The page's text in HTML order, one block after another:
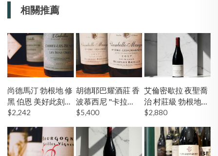
相關推薦
尚德馬汀 勃根地 修
黑 伯恩 美好此刻園
村莊級 紅酒
$2,242
胡德耶巴耀酒莊 香
波慕西尼 "卡拉
$5,400
艾倫密歇拉 夜聖喬
治 村莊級 勃根地
紅酒
$2,880